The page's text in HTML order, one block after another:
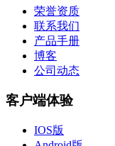
荣誉资质
联系我们
产品手册
博客
公司动态
客户端体验
IOS版